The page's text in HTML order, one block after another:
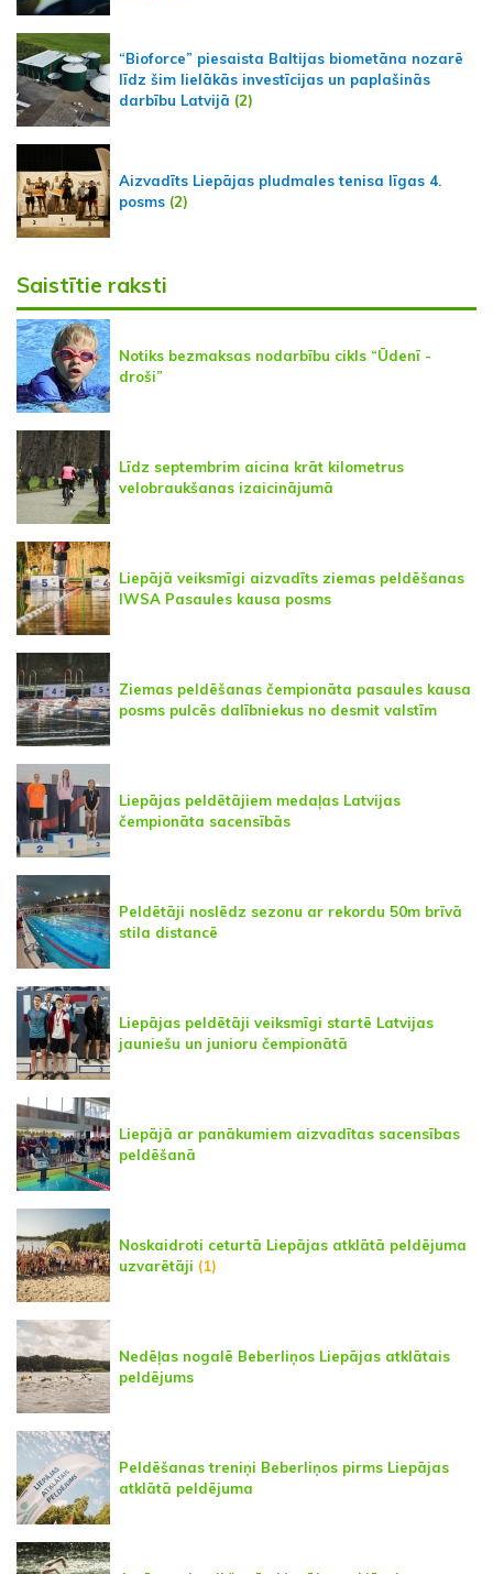
“Bioforce” piesaista Baltijas biometāna nozarē
līdz šim lielākās investīcijas un paplašinās
darbību Latvijā (2)
Aizvadīts Liepājas pludmales tenisa līgas 4.
posms (2)
Saistītie raksti
Notiks bezmaksas nodarbību cikls “Ūdenī -
droši”
Līdz septembrim aicina krāt kilometrus
velobraukšanas izaicinājumā
Liepājā veiksmīgi aizvadīts ziemas peldēšanas
IWSA Pasaules kausa posms
Ziemas peldēšanas čempionāta pasaules kausa
posms pulcēs dalībniekus no desmit valstīm
Liepājas peldētājiem medaļas Latvijas
čempionāta sacensībās
Peldētāji noslēdz sezonu ar rekordu 50m brīvā
stila distancē
Liepājas peldētāji veiksmīgi startē Latvijas
jauniešu un junioru čempionātā
Liepājā ar panākumiem aizvadītas sacensības
peldēšanā
Noskaidroti ceturtā Liepājas atklātā peldējuma
uzvarētāji (1)
Nedēļas nogalē Beberliņos Liepājas atklātais
peldējums
Peldēšanas treniņi Beberliņos pirms Liepājas
atklātā peldējuma